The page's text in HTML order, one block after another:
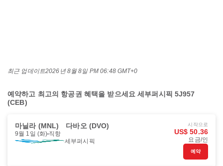
최근 업데이트2026년 8월 8일 PM 06:48 GMT+0
예약하고 최고의 항공권 혜택을 받으세요 세부퍼시픽 5J957
(CEB)
마닐라 (MNL) 다바오 (DVO)
9월 1일 (화) 직항
세부퍼시픽
시작으로
US$ 50.36
요금/인
예약